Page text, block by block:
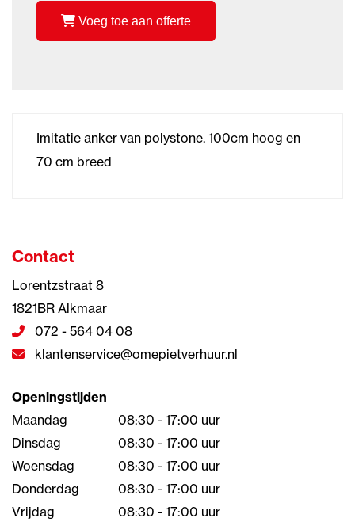
Voeg toe aan offerte
Imitatie anker van polystone. 100cm hoog en
70 cm breed
Contact
Lorentzstraat 8
1821BR Alkmaar
072 - 564 04 08
klantenservice@omepietverhuur.nl
Openingstijden
Maandag
08:30 - 17:00 uur
Dinsdag
08:30 - 17:00 uur
Woensdag
08:30 - 17:00 uur
Donderdag
08:30 - 17:00 uur
Vrijdag
08:30 - 17:00 uur